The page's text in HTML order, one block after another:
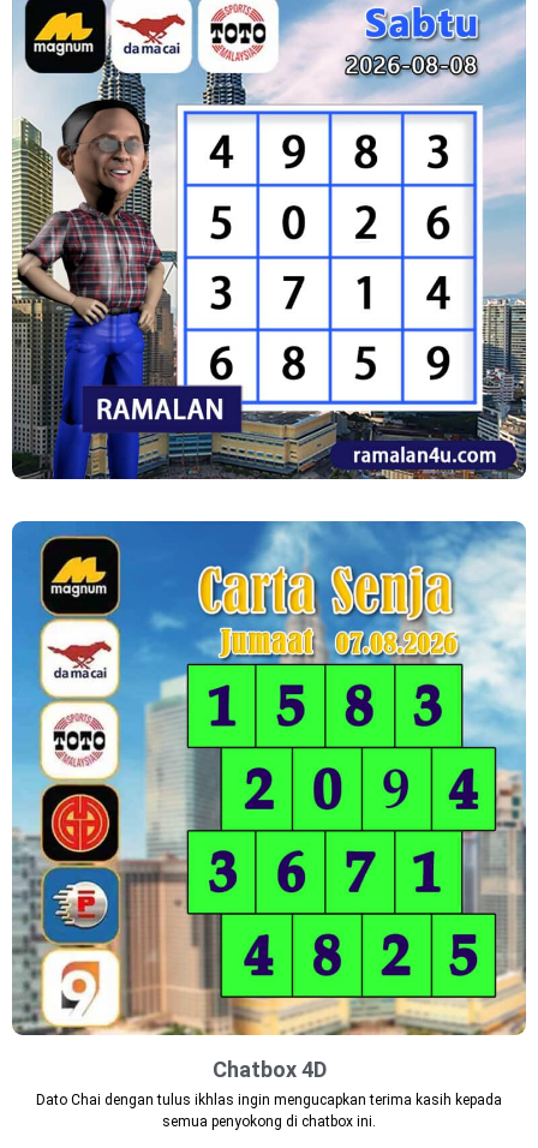
Chatbox 4D
Dato Chai dengan tulus ikhlas ingin mengucapkan terima kasih kepada
semua penyokong di chatbox ini.